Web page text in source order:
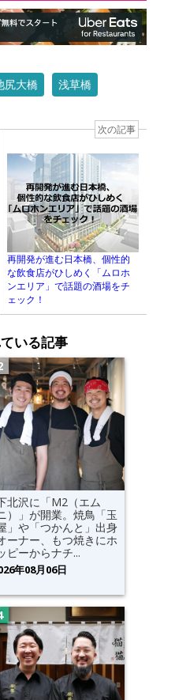
尻大橋 浅草橋
次の記事
再開発が進む日本橋、個性的
な飲食店がひしめく「ムロホ
ンエリア」で話題の酒場をチ
ェック！
いる記事
北沢に「M2（エム
）」が開業。焼鳥「玉
」や「つかんと」出身
ーナー、もつ焼きにホ
ピーからナチ...
年08月06日